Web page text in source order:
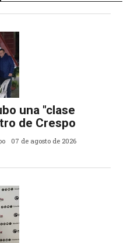
una "clase
de Crespo
07 de agosto de 2026